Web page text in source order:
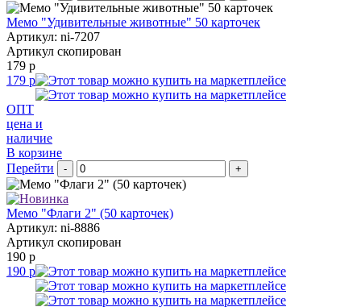
Мемо "Удивительные животные" 50 карточек
Артикул: ni-7207
Артикул скопирован
179 р
179 р
ОПТ
цена и
наличие
В корзине
Перейти
- +
Мемо "Флаги 2" (50 карточек)
Артикул: ni-8886
Артикул скопирован
190 р
190 р